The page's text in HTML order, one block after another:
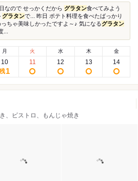
なので せっかくだから グラタン食べてみよう
グラタンで... 昨日 ポテト料理を食べたばっかり
ちゃ美味しかったですよ～♪ 気になるグラタン
月
10
1
火
11
水
12
木
13
金
14
、ビストロ、もんじゃ焼き